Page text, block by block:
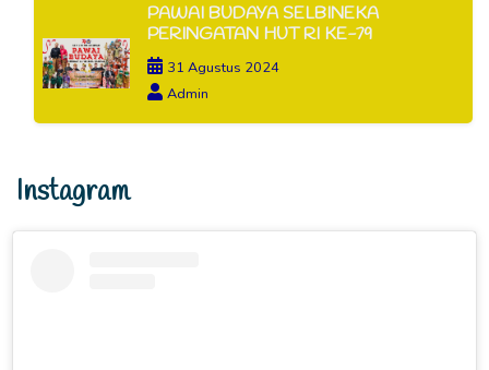
PAWAI BUDAYA SELBINEKA
PERINGATAN HUT RI KE-79
31 Agustus 2024
Admin
Instagram